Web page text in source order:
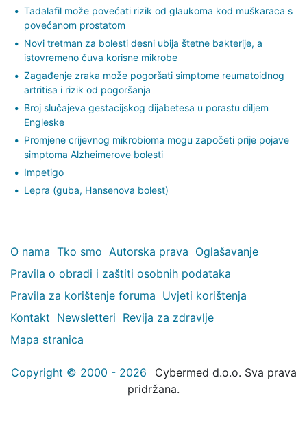
Tadalafil može povećati rizik od glaukoma kod muškaraca s
povećanom prostatom
Novi tretman za bolesti desni ubija štetne bakterije, a
istovremeno čuva korisne mikrobe
Zagađenje zraka može pogoršati simptome reumatoidnog
artritisa i rizik od pogoršanja
Broj slučajeva gestacijskog dijabetesa u porastu diljem
Engleske
Promjene crijevnog mikrobioma mogu započeti prije pojave
simptoma Alzheimerove bolesti
Impetigo
Lepra (guba, Hansenova bolest)
O nama Tko smo Autorska prava Oglašavanje
Pravila o obradi i zaštiti osobnih podataka
Pravila za korištenje foruma Uvjeti korištenja
Kontakt Newsletteri Revija za zdravlje
Mapa stranica
Copyright © 2000 - 2026
Cybermed d.o.o. Sva prava
pridržana.